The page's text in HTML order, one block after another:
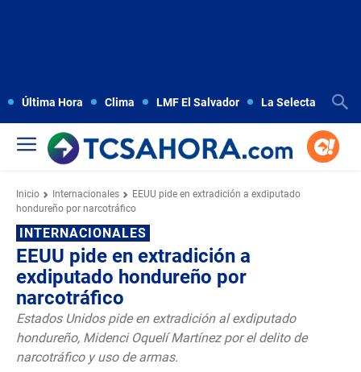
Última Hora Clima LMF El Salvador La Selecta
Inicio Internacionales
EEUU pide en extradición a exdiputado
hondureño por narcotráfico
INTERNACIONALES
EEUU pide en extradición a
exdiputado hondureño por
narcotráfico
Estados Unidos pide en extradición al exdiputado
hondureño, Midenci Oquelí Martínez por el delito de
narcotráfico y uso de armas.